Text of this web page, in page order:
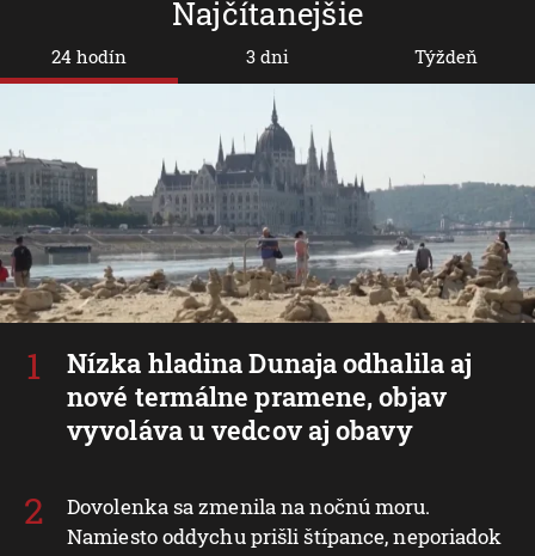
Najčítanejšie
24 hodín
Nízka hladina Dunaja odhalila aj
nové termálne pramene, objav
vyvoláva u vedcov aj obavy
Dovolenka sa zmenila na nočnú moru.
Namiesto oddychu prišli štípance, neporiadok
3 dni Týždeň